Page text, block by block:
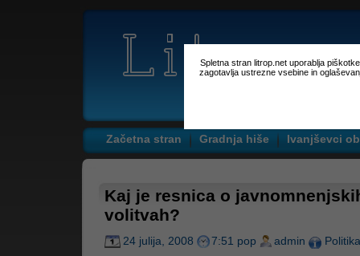
Spletna stran litrop.net uporablja
zagotavlja ustrezne vsebine in
Začetna stran Gradnja hiše Ivanjševci
Kaj je resnica o
volitvah?
24 julija, 2008 7:51 pop admin Politika